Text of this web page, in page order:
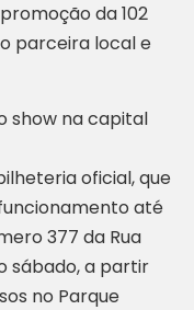
da 102
parceira local e
show na capital
oficial, que
até
377 da Rua
sábado, a partir
no Parque